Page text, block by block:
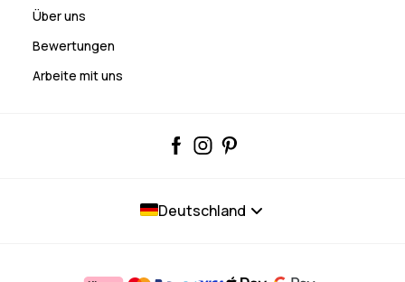
Über uns
Bewertungen
Arbeite mit uns
Deutschland